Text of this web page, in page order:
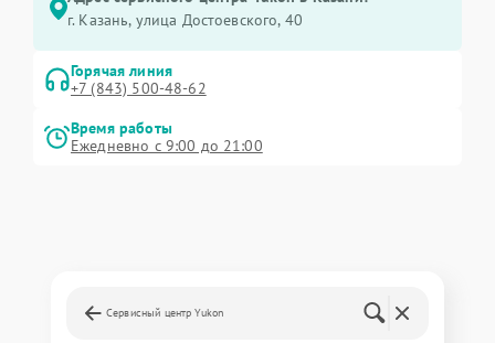
г. Казань, улица Достоевского, 40
Горячая линия
+7 (843) 500-48-62
Время работы
Ежедневно с 9:00 до 21:00
Сервисный центр Yukon